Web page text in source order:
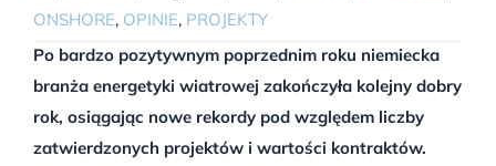
ONSHORE, OPINIE, PROJEKTY
Po bardzo pozytywnym poprzednim roku niemiecka
branża energetyki wiatrowej zakończyła kolejny dobry
rok, osiągając nowe rekordy pod względem liczby
zatwierdzonych projektów i wartości kontraktów.